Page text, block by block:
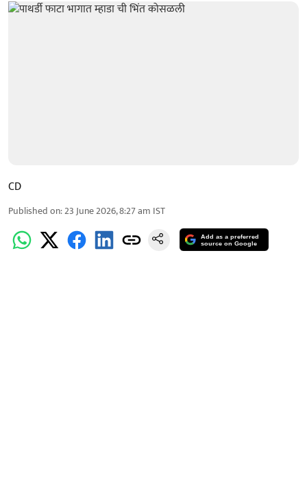
CD
Published on:23 June 2026, 8:27 am IST
Add as a preferred
source on Google